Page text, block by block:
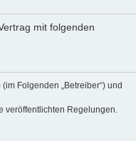
mit folgenden
Folgenden „Betreiber“) und
veröffentlichten Regelungen.